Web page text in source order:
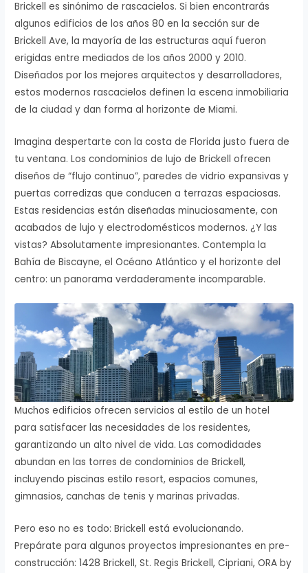
Brickell es sinónimo de rascacielos. Si bien encontrarás
algunos edificios de los años 80 en la sección sur de
Brickell Ave, la mayoría de las estructuras aquí fueron
erigidas entre mediados de los años 2000 y 2010.
Diseñados por los mejores arquitectos y desarrolladores,
estos modernos rascacielos definen la escena inmobiliaria
de la ciudad y dan forma al horizonte de Miami.
Imagina despertarte con la costa de Florida justo fuera de
tu ventana. Los condominios de lujo de Brickell ofrecen
diseños de “flujo continuo”, paredes de vidrio expansivas y
puertas corredizas que conducen a terrazas espaciosas.
Estas residencias están diseñadas minuciosamente, con
acabados de lujo y electrodomésticos modernos. ¿Y las
vistas? Absolutamente impresionantes. Contempla la
Bahía de Biscayne, el Océano Atlántico y el horizonte del
centro: un panorama verdaderamente incomparable.
Muchos edificios ofrecen servicios al estilo de un hotel
para satisfacer las necesidades de los residentes,
garantizando un alto nivel de vida. Las comodidades
abundan en las torres de condominios de Brickell,
incluyendo piscinas estilo resort, espacios comunes,
gimnasios, canchas de tenis y marinas privadas.
Pero eso no es todo: Brickell está evolucionando.
Prepárate para algunos proyectos impresionantes en pre-
construcción: 1428 Brickell, St. Regis Brickell, Cipriani, ORA by